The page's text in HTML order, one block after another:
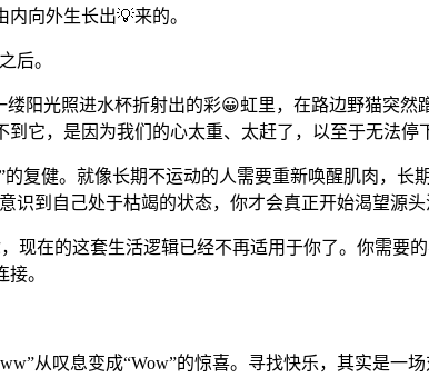
向外生长出💡来的。
后。
阳光照进水杯折射出的彩😀虹里，在路边野猫突
它，是因为我们的心太重、太赶了，以至于无法停
复健。就像长期不运动的人需要重新唤醒肌肉，长
到自己处于枯竭的状态，你才会真正开始渴望源头
现在的这套生活逻辑已经不再适用于你了。你需要
。
从叹息变成“Wow”的惊喜。寻找快乐，其实是一